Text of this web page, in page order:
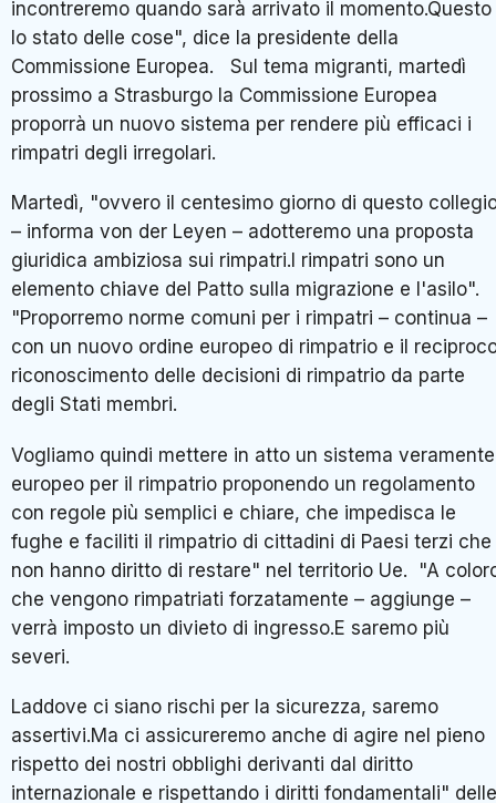
incontreremo quando sarà arrivato il momento.Questo
lo stato delle cose", dice la presidente della
Commissione Europea. Sul tema migranti, martedì
prossimo a Strasburgo la Commissione Europea
proporrà un nuovo sistema per rendere più efficaci i
rimpatri degli irregolari.
Martedì, "ovvero il centesimo giorno di questo
– informa von der Leyen – adotteremo una proposta
giuridica ambiziosa sui rimpatri.I rimpatri sono un
elemento chiave del Patto sulla migrazione e l'asilo".
"Proporremo norme comuni per i rimpatri – continua –
con un nuovo ordine europeo di rimpatrio e il
riconoscimento delle decisioni di rimpatrio da parte
degli Stati membri.
Vogliamo quindi mettere in atto un sistema veramente
europeo per il rimpatrio proponendo un regolamento
con regole più semplici e chiare, che impedisca le
fughe e faciliti il rimpatrio di cittadini di Paesi terzi che
non hanno diritto di restare" nel territorio Ue. "A
che vengono rimpatriati forzatamente – aggiunge –
verrà imposto un divieto di ingresso.E saremo più
severi.
Laddove ci siano rischi per la sicurezza, saremo
assertivi.Ma ci assicureremo anche di agire nel pieno
rispetto dei nostri obblighi derivanti dal diritto
internazionale e rispettando i diritti fondamentali" delle